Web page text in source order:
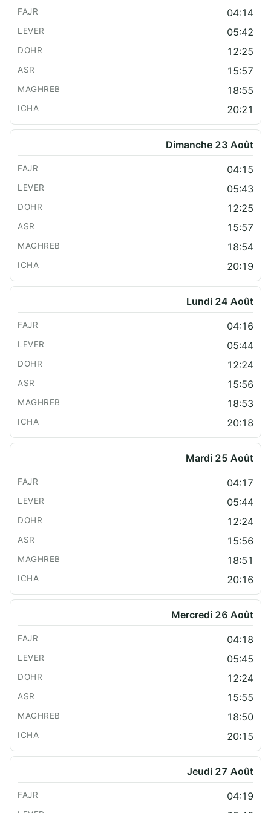
04:14
05:42
12:25
15:57
18:55
20:21
Dimanche 23 Août
04:15
05:43
12:25
15:57
18:54
20:19
Lundi 24 Août
04:16
05:44
12:24
15:56
18:53
20:18
Mardi 25 Août
04:17
05:44
12:24
15:56
18:51
20:16
Mercredi 26 Août
04:18
05:45
12:24
15:55
18:50
20:15
Jeudi 27 Août
04:19